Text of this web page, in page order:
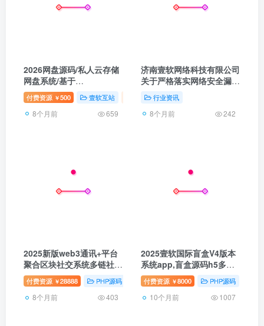
2026网盘源码/私人云存储
网盘系统/基于
Laravel+vue开发/快速安
装/完整的文档
付费资源 ￥500 壹软互站 壹软自研 网站源码
8个月前 659
济南壹软网络科技有限公司
关于严格落实网络安全漏洞
管理机制的通告
行业资讯
8个月前 242
2025新版web3通讯+平台
聚合区块社交系统多链社交
系统单链社交系统Web3社
交系统区块社交系统
付费资源 ￥28888 PHP源码 国际版源码 壹软自研
8个月前 403
2025壹软国际盲盒V4版本
系统app,盲盒源码h5多语
言印度,日本,越南,巴西盲盒
源码支持定制分销uniapp
付费资源 ￥8000 PHP源码
10个月前 1007